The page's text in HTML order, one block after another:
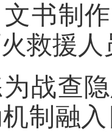
书制
救援
战查
制融